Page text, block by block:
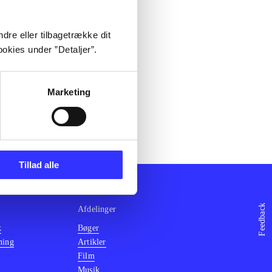
eller tilbagetrække dit
under ”Detaljer”.
Marketing
Tillad alle
Feedback
Afdelinger
Bøger
Artikler
Film
Musik